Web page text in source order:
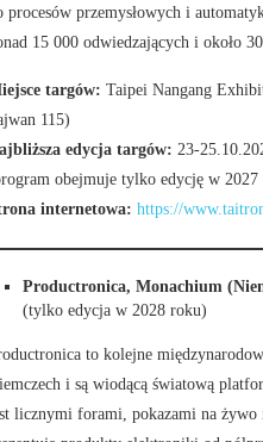
procesów przemysłowych i
15 000 odwiedzających i około
targów: Taipei Nangang
115)
edycja targów: 23-
obejmuje tylko edycję w 2027
internetowa: https://
Productronica, Monachium
(tylko edycja w 2028 roku)
to kolejne
i są wiodącą światową
licznymi forami, pokazami na żywo